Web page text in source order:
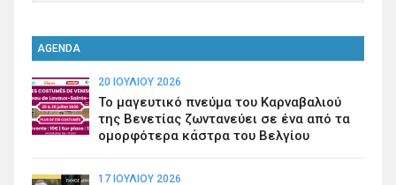
AGENDA
20 ΙΟΥΛΊΟΥ 2026
Το μαγευτικό πνεύμα του Καρναβαλιού
της Βενετίας ζωντανεύει σε ένα από τα
ομορφότερα κάστρα του Βελγίου
17 ΙΟΥΛΊΟΥ 2026